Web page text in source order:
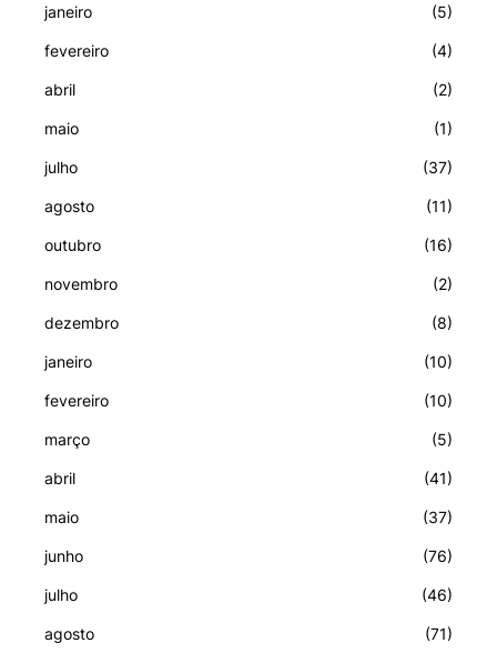
janeiro (5)
fevereiro (4)
abril (2)
maio (1)
julho (37)
agosto (11)
outubro (16)
novembro (2)
dezembro (8)
janeiro (10)
fevereiro (10)
março (5)
abril (41)
maio (37)
junho (76)
julho (46)
agosto (71)